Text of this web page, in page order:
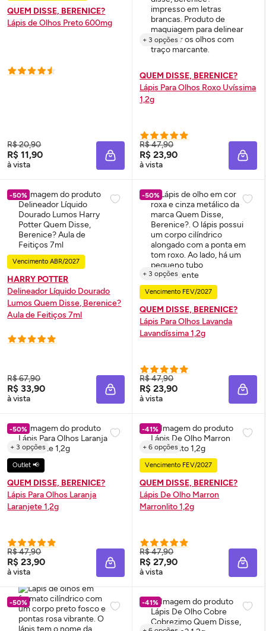
QUEM DISSE, BERENICE?
Lápis de Olhos Preto 600mg
R$ 20,90
R$ 11,90
à vista ADICIONAR À SACOLA
+ 3 opções
QUEM DISSE, BERENICE?
Lápis Para Olhos Roxo Uvíssima
1,2g
R$ 47,90
R$ 23,90
à vista
-50%
Vencimento ABR/2027
HARRY POTTER
Delineador Líquido Dourado
Lumos Quem Disse, Berenice?
Aula de Feitiços 7ml
R$ 67,90
R$ 33,90
à vista ADICIONAR À SACOLA
-50%
+ 3 opções
Vencimento FEV/2027
QUEM DISSE, BERENICE?
Lápis Para Olhos Lavanda
Lavandíssima 1,2g
R$ 47,90
R$ 23,90
à vista
-50%
+ 3 opções
Outlet 📢
QUEM DISSE, BERENICE?
Lápis Para Olhos Laranja
Laranjete 1,2g
R$ 47,90
R$ 23,90
à vista ADICIONAR À SACOLA
-41%
+ 6 opções
Vencimento FEV/2027
QUEM DISSE, BERENICE?
Lápis De Olho Marron
Marronlito 1,2g
R$ 47,90
R$ 27,90
à vista
-50% -41%